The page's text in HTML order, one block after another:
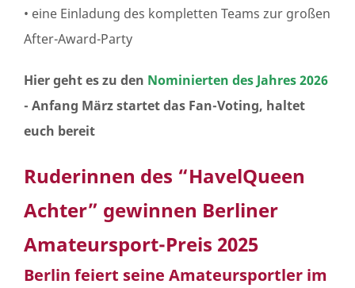
• eine Einladung des kompletten Teams zur großen
After-Award-Party
Hier geht es zu den Nominierten des Jahres 2026
- Anfang März startet das Fan-Voting, haltet
euch bereit
Ruderinnen des “HavelQueen
Achter” gewinnen Berliner
Amateursport-Preis 2025
Berlin feiert seine Amateursportler im